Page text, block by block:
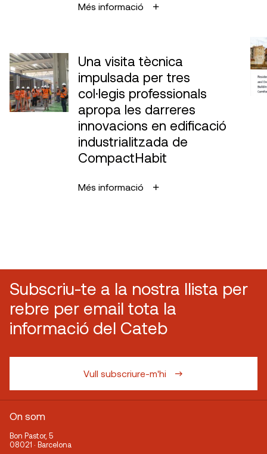
Més informació
Una visita tècnica
impulsada per tres
col·legis professionals
apropa les darreres
innovacions en edificació
industrialitzada de
CompactHabit
Més informació
Subscriu-te a la nostra llista per
rebre per email tota la
informació del Cateb
Vull subscriure-m'hi
On som
Bon Pastor, 5
08021 · Barcelona